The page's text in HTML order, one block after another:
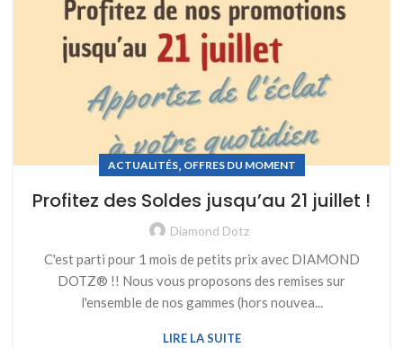
ACTUALITÉS, OFFRES DU MOMENT
Profitez des Soldes jusqu’au 21 juillet !
Diamond Dotz
C'est parti pour 1 mois de petits prix avec DIAMOND
DOTZ® !! Nous vous proposons des remises sur
l'ensemble de nos gammes (hors nouvea...
LIRE LA SUITE